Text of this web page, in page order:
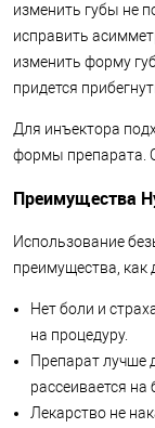
изменить губы не
исправить
изменить форму
придется
Для инъектора
формы препарата.
Преимущества
Использование
преимущества, как
Нет боли и
на процедуру.
Препарат лучше
рассеивается
Лекарство не